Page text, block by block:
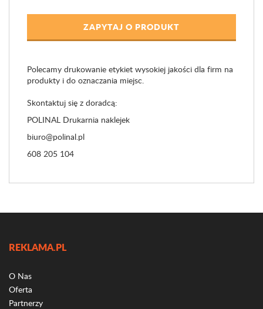
ZAPYTAJ O PRODUKT
Polecamy drukowanie etykiet wysokiej jakości dla firm na
produkty i do oznaczania miejsc.
Skontaktuj się z doradcą:
POLINAL Drukarnia naklejek
biuro@polinal.pl
608 205 104
REKLAMA.PL
O Nas
Oferta
Partnerzy